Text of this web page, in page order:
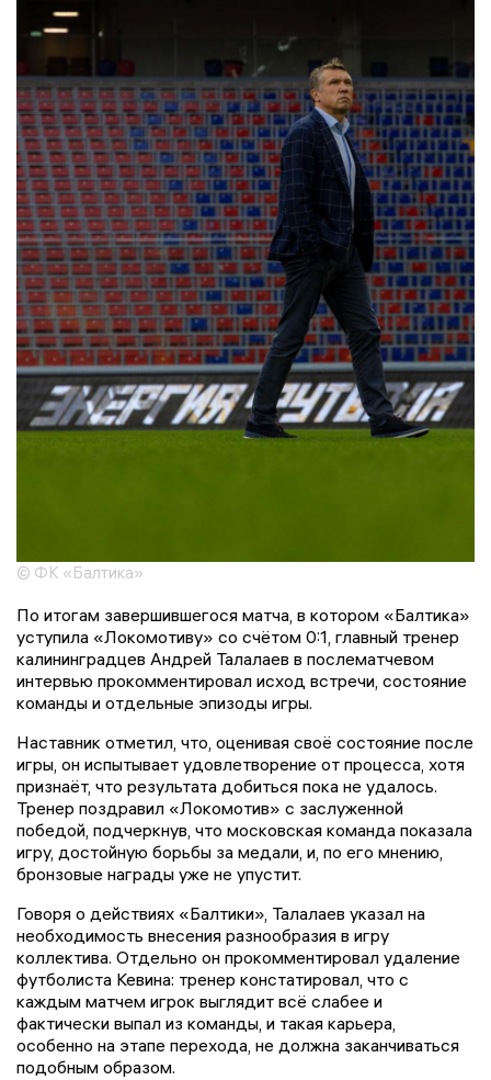
© ФК «Балтика»
По итогам завершившегося матча, в котором «Балтика»
уступила «Локомотиву» со счётом 0:1, главный тренер
калининградцев Андрей Талалаев в послематчевом
интервью прокомментировал исход встречи, состояние
команды и отдельные эпизоды игры.
Наставник отметил, что, оценивая своё состояние после
игры, он испытывает удовлетворение от процесса, хотя
признаёт, что результата добиться пока не удалось.
Тренер поздравил «Локомотив» с заслуженной
победой, подчеркнув, что московская команда показала
игру, достойную борьбы за медали, и, по его мнению,
бронзовые награды уже не упустит.
Говоря о действиях «Балтики», Талалаев указал на
необходимость внесения разнообразия в игру
коллектива. Отдельно он прокомментировал удаление
футболиста Кевина: тренер констатировал, что с
каждым матчем игрок выглядит всё слабее и
фактически выпал из команды, и такая карьера,
особенно на этапе перехода, не должна заканчиваться
подобным образом.